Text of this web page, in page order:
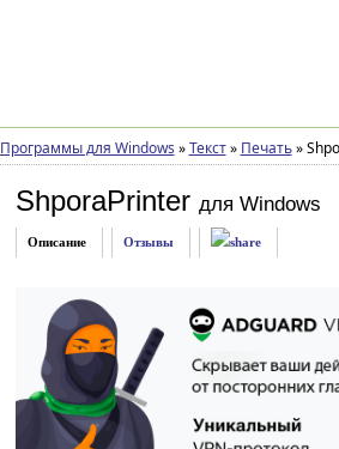
Программы для Windows » Текст » Печать »
ShporaPrinter для Windows
Описание Отзывы